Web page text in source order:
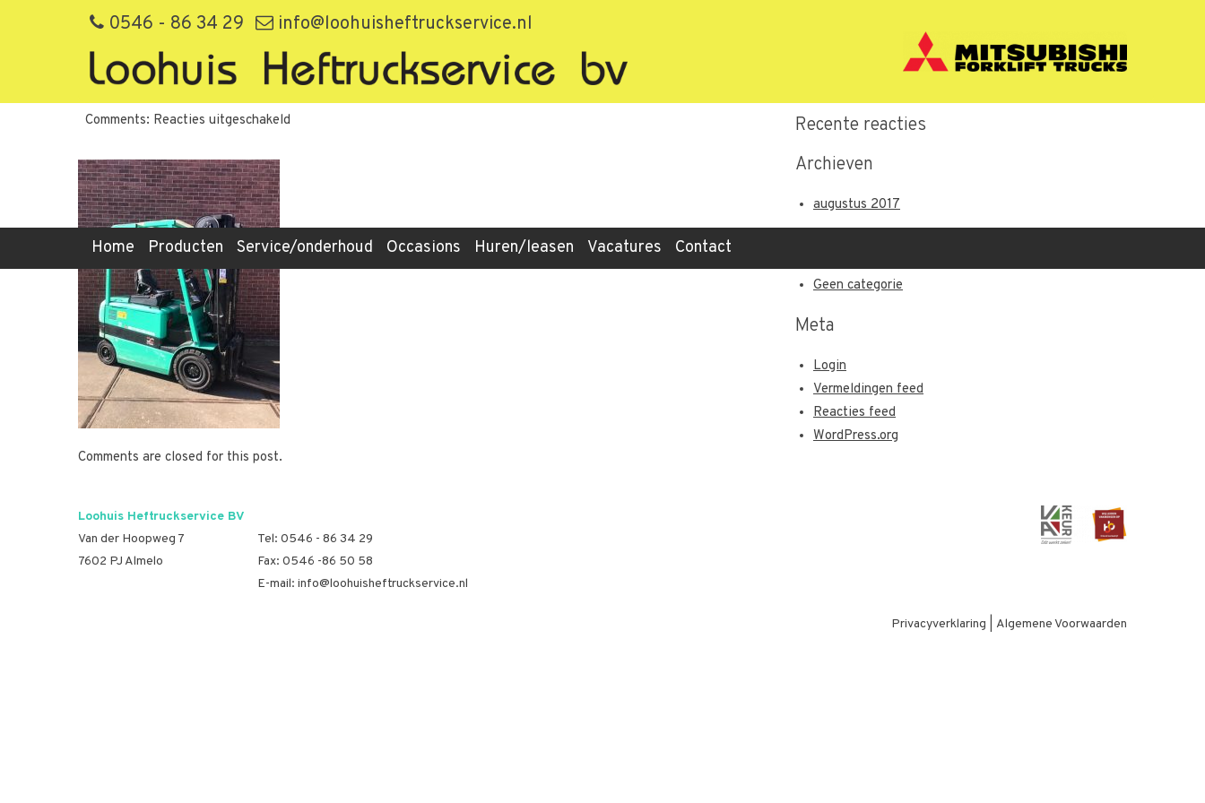
0546 - 86 34 29 info@loohuisheftruckservice.nl
Home Producten Service/onderhoud Occasions Huren/leasen Vacatures Contact
f2de74e5-d080-4aba-908d-74f5c99fd6cd
By loohuis,25th maart 2020
Comments: Reacties uitgeschakeld
74f5c99fd6cd
Comments are closed for this post.
Recente berichten
Recente reacties
Archieven
augustus 2017
Geen categorie
Meta
Login
Vermeldingen feed
Reacties feed
WordPress.org
Loohuis Heftruckservice BV
Van der Hoopweg 7
7602 PJ Almelo
Tel: 0546 - 86 34 29
Fax: 0546 -86 50 58
E-mail: info@loohuisheftruckservice.nl
Privacyverklaring Algemene Voorwaarden